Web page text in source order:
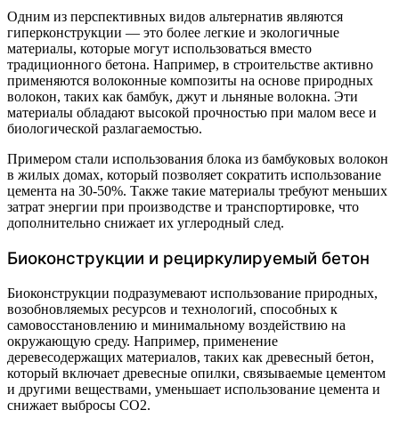
Одним из перспективных видов альтернатив являются
гиперконструкции — это более легкие и экологичные
материалы, которые могут использоваться вместо
традиционного бетона. Например, в строительстве активно
применяются волоконные композиты на основе природных
волокон, таких как бамбук, джут и льняные волокна. Эти
материалы обладают высокой прочностью при малом весе и
биологической разлагаемостью.
Примером стали использования блока из бамбуковых волокон
в жилых домах, который позволяет сократить использование
цемента на 30-50%. Также такие материалы требуют меньших
затрат энергии при производстве и транспортировке, что
дополнительно снижает их углеродный след.
Биоконструкции и рециркулируемый бетон
Биоконструкции подразумевают использование природных,
возобновляемых ресурсов и технологий, способных к
самовосстановлению и минимальному воздействию на
окружающую среду. Например, применение
деревесодержащих материалов, таких как древесный бетон,
который включает древесные опилки, связываемые цементом
и другими веществами, уменьшает использование цемента и
снижает выбросы CO2.